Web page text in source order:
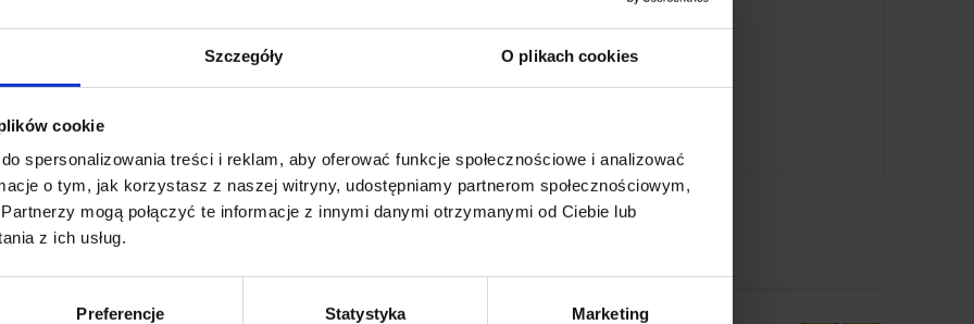
Szczegóły O plikach cookies
cookie
spersonalizowania treści i reklam, aby oferować funkcje społecznościowe i analizować
o tym, jak korzystasz z naszej witryny, udostępniamy partnerom społecznościowym,
mogą połączyć te informacje z innymi danymi otrzymanymi od Ciebie lub
z ich usług.
Preferencje Statystyka Marketing